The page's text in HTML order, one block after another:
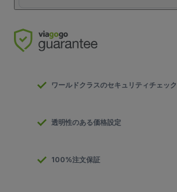
ワールドクラスのセキュリティチェック
透明性のある価格設定
100%注文保証